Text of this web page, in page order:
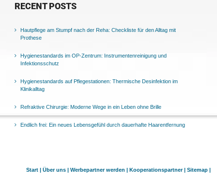
RECENT POSTS
Hautpflege am Stumpf nach der Reha: Checkliste für den Alltag mit
Prothese
Hygienestandards im OP-Zentrum: Instrumentenreinigung und
Infektionsschutz
Hygienestandards auf Pflegestationen: Thermische Desinfektion im
Klinikalltag
Refraktive Chirurgie: Moderne Wege in ein Leben ohne Brille
Endlich frei: Ein neues Lebensgefühl durch dauerhafte Haarentfernung
Start | Über uns | Werbepartner werden | Kooperationspartner | Sitemap |